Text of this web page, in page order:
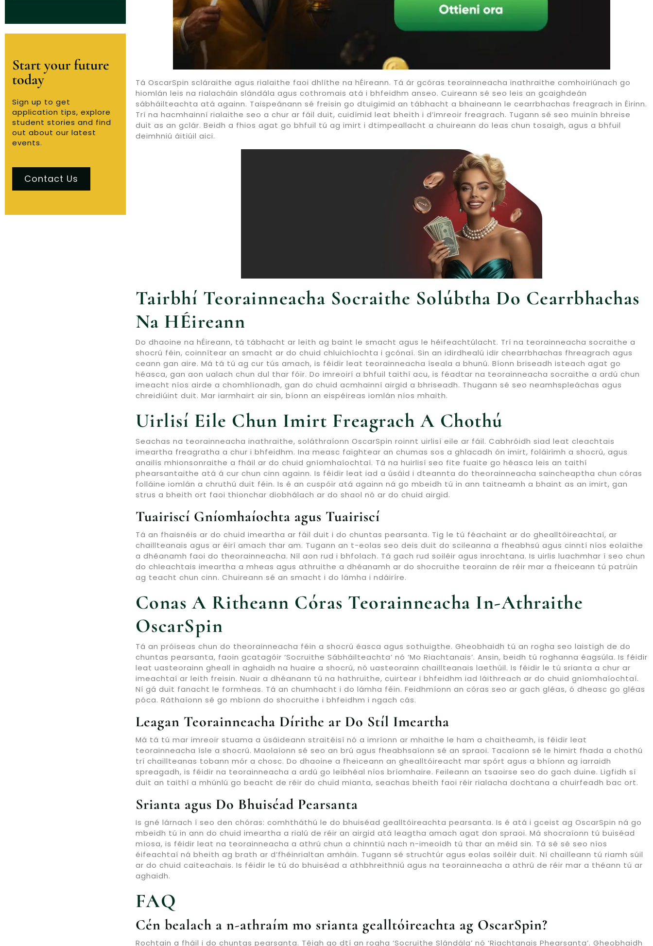
Start your future
today
Sign up to get
application tips, explore
student stories and find
out about our latest
events.
Contact Us
Tá OscarSpin scláraithe agus rialaithe faoi dhlíthe na hÉireann. Tá ár gcóras teorainneacha inathraithe comhoiriúnach go
hiomlán leis na rialacháin slándála agus cothromais atá i bhfeidhm anseo. Cuireann sé seo leis an gcaighdeán
sábháilteachta atá againn. Taispeánann sé freisin go dtuigimid an tábhacht a bhaineann le cearrbhachas freagrach in Éirinn.
Trí na hacmhainní rialaithe seo a chur ar fáil duit, cuidímid leat bheith i d’imreoir freagrach. Tugann sé seo muinín bhreise
duit as an gclár. Beidh a fhios agat go bhfuil tú ag imirt i dtimpeallacht a chuireann do leas chun tosaigh, agus a bhfuil
deimhniú áitiúil aici.
Tairbhí Teorainneacha Socraithe Solúbtha Do Cearrbhachas
Na HÉireann
Do dhaoine na hÉireann, tá tábhacht ar leith ag baint le smacht agus le héifeachtúlacht. Trí na teorainneacha socraithe a
shocrú féin, coinnítear an smacht ar do chuid chluichíochta i gcónaí. Sin an idirdhealú idir chearrbhachas fhreagrach agus
ceann gan aire. Má tá tú ag cur tús amach, is féidir leat teorainneacha íseala a bhunú. Bíonn briseadh isteach agat go
héasca, gan aon ualach chun dul thar fóir. Do imreoirí a bhfuil taithí acu, is féadtar na teorainneacha socraithe a ardú chun
imeacht níos airde a chomhlíonadh, gan do chuid acmhainní airgid a bhriseadh. Thugann sé seo neamhspleáchas agus
chreidiúint duit. Mar iarmhairt air sin, bíonn an eispéireas iomlán níos mhaith.
Uirlisí Eile Chun Imirt Freagrach A Chothú
Seachas na teorainneacha inathraithe, soláthraíonn OscarSpin roinnt uirlisí eile ar fáil. Cabhróidh siad leat cleachtais
imeartha freagratha a chur i bhfeidhm. Ina measc faightear an chumas sos a ghlacadh ón imirt, foláirimh a shocrú, agus
anailís mhionsonraithe a fháil ar do chuid gníomhaíochtaí. Tá na huirlisí seo fite fuaite go héasca leis an taithí
phearsantaithe atá á cur chun cinn againn. Is féidir leat iad a úsáid i dteannta do theorainneacha saincheaptha chun córas
folláine iomlán a chruthú duit féin. Is é an cuspóir atá againn ná go mbeidh tú in ann taitneamh a bhaint as an imirt, gan
strus a bheith ort faoi thionchar diobhálach ar do shaol nó ar do chuid airgid.
Tuairiscí Gníomhaíochta agus Tuairiscí
Tá an fhaisnéis ar do chuid imeartha ar fáil duit i do chuntas pearsanta. Tig le tú féachaint ar do ghealltóireachtaí, ar
chaillteanais agus ar éirí amach thar am. Tugann an t-eolas seo deis duit do scileanna a fheabhsú agus cinntí níos eolaithe
a dhéanamh faoi do theorainneacha. Níl aon rud i bhfolach. Tá gach rud soiléir agus inrochtana. Is uirlis luachmhar í seo chun
do chleachtais imeartha a mheas agus athruithe a dhéanamh ar do shocruithe teorainn de réir mar a fheiceann tú patrúin
ag teacht chun cinn. Chuireann sé an smacht i do lámha i ndáiríre.
Conas A Ritheann Córas Teorainneacha In-Athraithe
OscarSpin
Tá an próiseas chun do theorainneacha féin a shocrú éasca agus sothuigthe. Gheobhaidh tú an rogha seo laistigh de do
chuntas pearsanta, faoin gcatagóir ‘Socruithe Sábháilteachta’ nó ‘Mo Riachtanais’. Ansin, beidh tú roghanna éagsúla. Is féidir
leat uasteorainn gheall in aghaidh na huaire a shocrú, nó uasteorainn chaillteanais laethúil. Is féidir le tú srianta a chur ar
imeachtaí ar leith freisin. Nuair a dhéanann tú na hathruithe, cuirtear i bhfeidhm iad láithreach ar do chuid gníomhaíochtaí.
Ní gá duit fanacht le formheas. Tá an chumhacht i do lámha féin. Feidhmíonn an córas seo ar gach gléas, ó dheasc go gléas
póca. Ráthaíonn sé go mbíonn do shocruithe i bhfeidhm i ngach cás.
Leagan Teorainneacha Dírithe ar Do Stíl Imeartha
Má tá tú mar imreoir stuama a úsáideann straitéisí nó a imríonn ar mhaithe le ham a chaitheamh, is féidir leat
teorainneacha ísle a shocrú. Maolaíonn sé seo an brú agus fheabhsaíonn sé an spraoi. Tacaíonn sé le himirt fhada a chothú
trí chaillteanas tobann mór a chosc. Do dhaoine a fheiceann an ghealltóireacht mar spórt agus a bhíonn ag iarraidh
spreagadh, is féidir na teorainneacha a ardú go leibhéal níos bríomhaire. Feileann an tsaoirse seo do gach duine. Ligfidh sí
duit an taithí a mhúnlú go beacht de réir do chuid mianta, seachas bheith faoi réir rialacha dochtana a chuirfeadh bac ort.
Srianta agus Do Bhuiséad Pearsanta
Is gné lárnach í seo den chóras: comhtháthú le do bhuiséad gealltóireachta pearsanta. Is é atá i gceist ag OscarSpin ná go
mbeidh tú in ann do chuid imeartha a rialú de réir an airgid atá leagtha amach agat don spraoi. Má shocraíonn tú buiséad
míosa, is féidir leat na teorainneacha a athrú chun a chinntiú nach n-imeoidh tú thar an méid sin. Tá sé sé seo níos
éifeachtaí ná bheith ag brath ar d’fhéinrialtan amháin. Tugann sé struchtúr agus eolas soiléir duit. Ní chailleann tú riamh súil
ar do chuid caiteachais. Is féidir le tú do bhuiséad a athbhreithniú agus na teorainneacha a athrú de réir mar a théann tú ar
aghaidh.
FAQ
Cén bealach a n-athraím mo srianta gealltóireachta ag OscarSpin?
Rochtain a fháil i do chuntas pearsanta. Téigh go dtí an rogha ‘Socruithe Slándála’ nó ‘Riachtanais Phearsanta’. Gheobhaidh